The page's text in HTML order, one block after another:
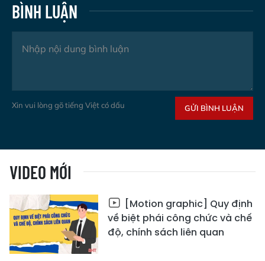
BÌNH LUẬN
Xin vui lòng gõ tiếng Việt có dấu GỬI BÌNH LUẬN
VIDEO MỚI
[Motion graphic] Quy định
về biệt phái công chức và chế
độ, chính sách liên quan